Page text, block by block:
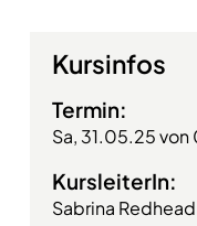
Kursinfos
Termin:
Sa, 31.05.25
KursleiterIn:
Sabrina Redhead